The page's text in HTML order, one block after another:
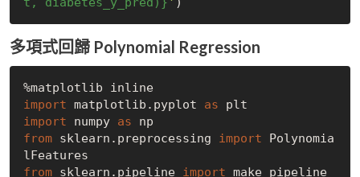
多項式回歸 Polynomial Regression
%matplotlib inline
import matplotlib.pyplot as
import numpy as
from sklearn.preprocessing import Polynomia
from sklearn.pipeline import
make_pipeline